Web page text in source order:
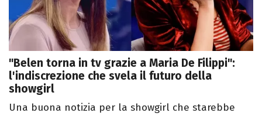
"Belen torna in tv grazie a Maria De Filippi":
l'indiscrezione che svela il futuro della
showgirl
Una buona notizia per la showgirl che starebbe